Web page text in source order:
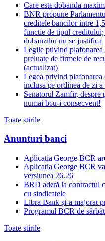
Care este dobanda
BNR propune
creditele bancilor intre
functie de tipul
dobanzilor nu se justifica
Legile privind plafonarea
preluate de firmele de
(actualizat)
Legea privind plafonarea
inclusa pe ordinea de zi
Senatorul Zamfir, despre
numai bou-i consecvent!
Toate stirile
Anunturi banci
Aplicația George BCR
Aplicația George BCR
versiunea 26.26
BRD aderă la contractul
cu sindicatele
Libra Bank și-a majorat
Programul BCR de
Toate stirile